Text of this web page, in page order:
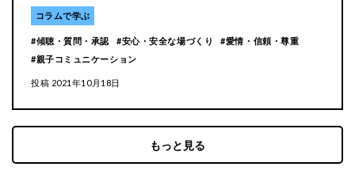
コラムで学ぶ
傾聴・質問・承認 安心・安全な場づくり
愛情・信頼・尊重
親子コミュニケーション
投稿 2021年10月18日